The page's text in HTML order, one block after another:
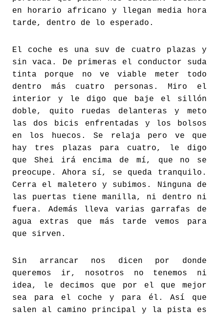
en horario africano y llegan media hora
tarde, dentro de lo esperado.
El coche es una suv de cuatro plazas y
sin vaca. De primeras el conductor suda
tinta porque no ve viable meter todo
dentro más cuatro personas. Miro el
interior y le digo que baje el sillón
doble, quito ruedas delanteras y meto
las dos bicis enfrentadas y los bolsos
en los huecos. Se relaja pero ve que
hay tres plazas para cuatro, le digo
que Shei irá encima de mí, que no se
preocupe. Ahora sí, se queda tranquilo.
Cerra el maletero y subimos. Ninguna de
las puertas tiene manilla, ni dentro ni
fuera. Además lleva varias garrafas de
agua extras que más tarde vemos para
que sirven.
Sin arrancar nos dicen por donde
queremos ir, nosotros no tenemos ni
idea, le decimos que por el que mejor
sea para el coche y para él. Así que
salen al camino principal y la pista es